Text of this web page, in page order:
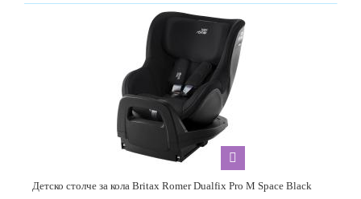
Детско столче за кола Britax Romer Dualfix Pro M Space Black